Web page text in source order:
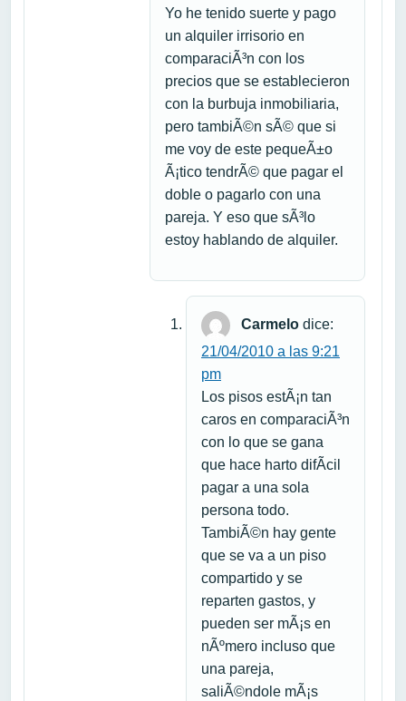
Yo he tenido suerte y pago
un alquiler irrisorio en
comparaciÃ³n con los
precios que se establecieron
con la burbuja inmobiliaria,
pero tambiÃ©n sÃ© que si
me voy de este pequeÃ±o
Ã¡tico tendrÃ© que pagar el
doble o pagarlo con una
pareja. Y eso que sÃ³lo
estoy hablando de alquiler.
Carmelo dice:
21/04/2010 a las 9:21
pm
Los pisos estÃ¡n tan
caros en comparaciÃ³n
con lo que se gana
que hace harto difÃ­cil
pagar a una sola
persona todo.
TambiÃ©n hay gente
que se va a un piso
compartido y se
reparten gastos, y
pueden ser mÃ¡s en
nÃºmero incluso que
una pareja,
saliÃ©ndole mÃ¡s